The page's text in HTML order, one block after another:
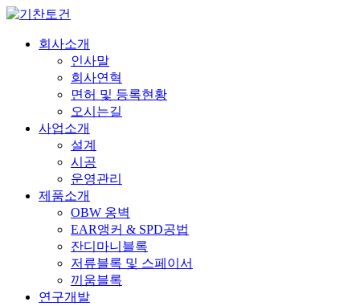
회사소개
인사말
회사연혁
면허 및 등록현황
오시는길
사업소개
설계
시공
운영관리
제품소개
OBW 옹벽
EAR앵커 & SPD공법
잔디마니블록
저류블록 및 스페이서
끼움블록
연구개발